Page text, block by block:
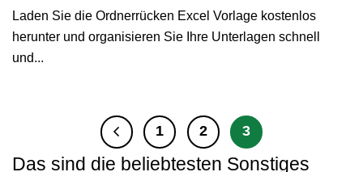
Laden Sie die Ordnerrücken Excel Vorlage kostenlos
herunter und organisieren Sie Ihre Unterlagen schnell
und...
1 2 3
Das sind die beliebtesten Sonstiges